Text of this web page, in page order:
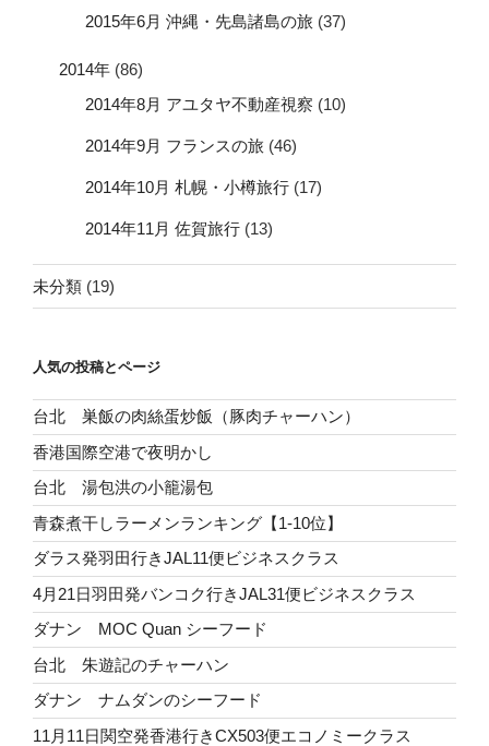
2015年6月 沖縄・先島諸島の旅 (37)
2014年 (86)
2014年8月 アユタヤ不動産視察 (10)
2014年9月 フランスの旅 (46)
2014年10月 札幌・小樽旅行 (17)
2014年11月 佐賀旅行 (13)
未分類 (19)
人気の投稿とページ
台北 巣飯の肉絲蛋炒飯（豚肉チャーハン）
香港国際空港で夜明かし
台北 湯包洪の小籠湯包
青森煮干しラーメンランキング【1-10位】
ダラス発羽田行きJAL11便ビジネスクラス
4月21日羽田発バンコク行きJAL31便ビジネスクラス
ダナン MOC Quan シーフード
台北 朱遊記のチャーハン
ダナン ナムダンのシーフード
11月11日関空発香港行きCX503便エコノミークラス